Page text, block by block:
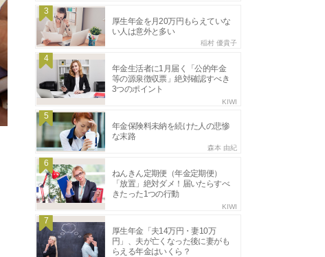
3
厚生年金を月20万円もらえていな
い人は意外と多い
稲村 優貴子
4
年金生活者に1月届く「公的年金
等の源泉徴収票」絶対確認すべき
3つのポイント
KIWI
5
年金保険料未納を続けた人の悲惨
な末路
森本 由紀
6
ねんきん定期便（年金定期便）
「放置」絶対ダメ！届いたらすべ
きたった1つの行動
KIWI
7
厚生年金「夫14万円・妻10万
円」、夫が亡くなった後に妻がも
らえる年金はいくら？